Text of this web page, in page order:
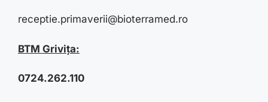
receptie.primaverii@bioterramed.ro
BTM Grivița:
0724.262.110